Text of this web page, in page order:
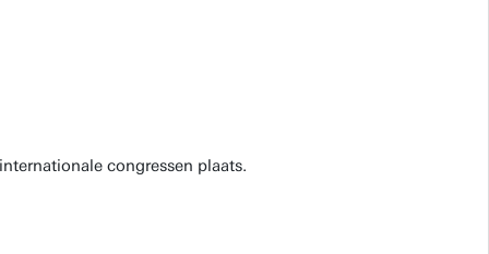
congressen plaats.